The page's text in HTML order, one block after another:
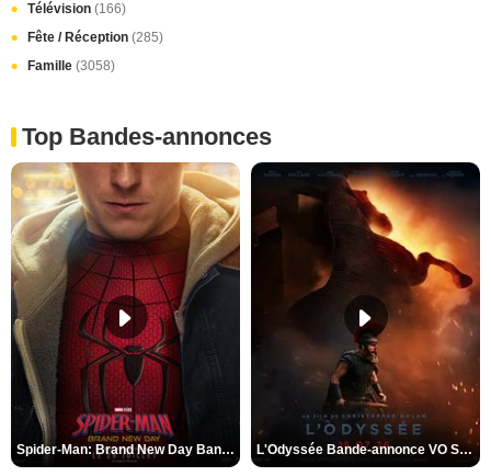
Télévision (166)
Fête / Réception (285)
Famille (3058)
Top Bandes-annonces
Spider-Man: Brand New Day Bande-annonce VO STFR L'Odyssée Bande-annonce VO STFR